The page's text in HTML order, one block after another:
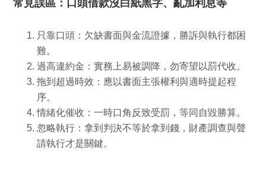
常見誤區：口頭借款沒白紙黑字、亂加利息等
只靠口頭 ：欠缺書面與金流證據，勝訴與執行都困
難。
過高違約金 ：實務上易被調降，勿寄望以罰代收。
拖到超過時效 ：應以書面主張權利與適時提起程
序。
情緒化催收 ：一時口角反致受罰，等同自毀勝算。
忽略執行 ：拿到判決不等於拿到錢，財產調查與聲
請執行才是關鍵。